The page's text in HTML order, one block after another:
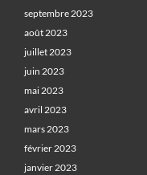
septembre 2023
août 2023
juillet 2023
juin 2023
mai 2023
avril 2023
mars 2023
février 2023
janvier 2023